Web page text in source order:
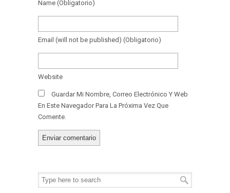
Name (obligatorio)
Email (will not be published) (obligatorio)
Website
Guardar Mi Nombre, Correo Electrónico Y Web
En Este Navegador Para La Próxima Vez Que
Comente.